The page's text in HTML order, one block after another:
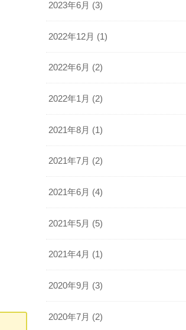
2023年6月 (3)
2022年12月 (1)
2022年6月 (2)
2022年1月 (2)
2021年8月 (1)
2021年7月 (2)
2021年6月 (4)
2021年5月 (5)
2021年4月 (1)
2020年9月 (3)
2020年7月 (2)